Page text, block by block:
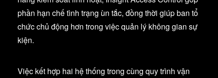
phần hạn chế tình trạng ùn tắc, đồng thời giúp ban tổ
chức chủ động hơn trong việc quản lý không gian sự
kiện.
Việc kết hợp hai hệ thống trong cùng quy trình vận